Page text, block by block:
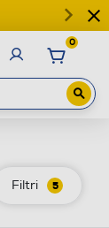
0
Filtri 5